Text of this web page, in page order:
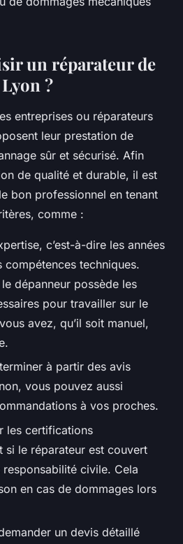
un réparateur de
?
entreprises ou réparateurs
leur prestation de
sûr et sécurisé. Afin
de qualité et durable, il est
bon professionnel en tenant
comme :
c’est-à-dire les années
compétences techniques.
dépanneur possède les
pour travailler sur le
avez, qu’il soit manuel,
à partir des avis
vous pouvez aussi
à vos proches.
les certifications
si le réparateur est couvert
responsabilité civile. Cela
en cas de dommages lors
un devis détaillé